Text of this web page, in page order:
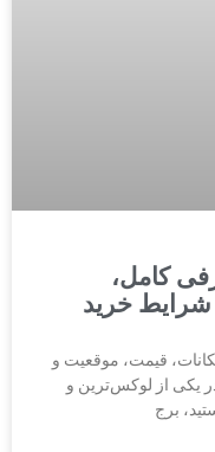
کامل،
خرید
قیمت، موقعیت و
یکی از لوکس‌ترین و